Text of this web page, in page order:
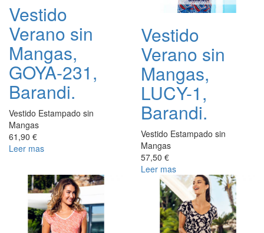
Vestido
Verano sin
Mangas,
GOYA-231,
Barandi.
Vestido Estampado sin
Mangas
61,90 €
Leer mas
Vestido
Verano sin
Mangas,
LUCY-1,
Barandi.
Vestido Estampado sin
Mangas
57,50 €
Leer mas